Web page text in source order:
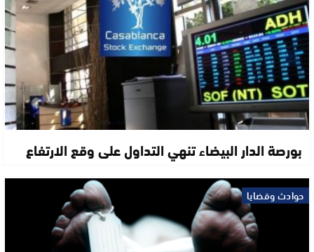
بورصة الدار البيضاء تنهي التداول على وقع الارتفاع
حوادث وقضايا